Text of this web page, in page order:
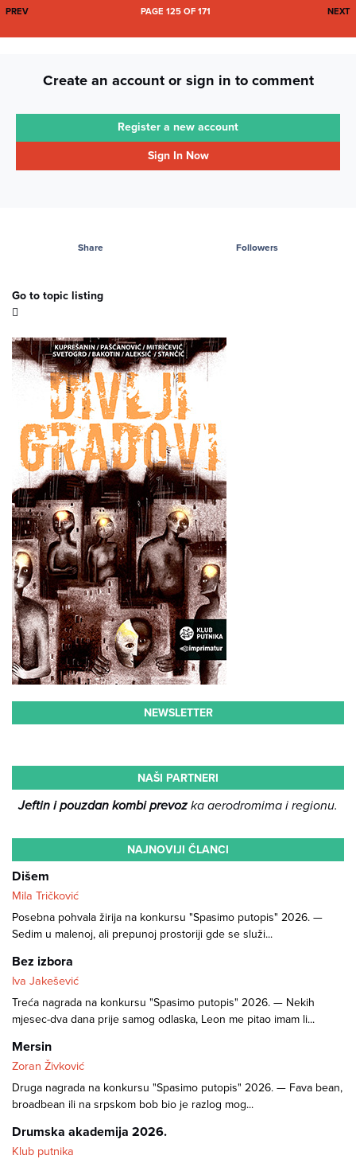
FIRST PAGE
PREV NEXT
PAGE 125 OF 171
Create an account or sign in to comment
Register a new account
Sign In Now
Share Followers
Go to topic listing
NEWSLETTER
NAŠI PARTNERI
Jeftin i pouzdan kombi prevozka aerodromima i regionu.
NAJNOVIJI ČLANCI
Dišem
Mila Tričković
Posebna pohvala žirija na konkursu "Spasimo putopis" 2026. —
Sedim u malenoj, ali prepunoj prostoriji gde se služi...
Bez izbora
Iva Jakešević
Treća nagrada na konkursu "Spasimo putopis" 2026. — Nekih
mjesec-dva dana prije samog odlaska, Leon me pitao imam li...
Mersin
Zoran Živković
Druga nagrada na konkursu "Spasimo putopis" 2026. — Fava bean,
broadbean ili na srpskom bob bio je razlog mog...
Drumska akademija 2026.
Klub putnika